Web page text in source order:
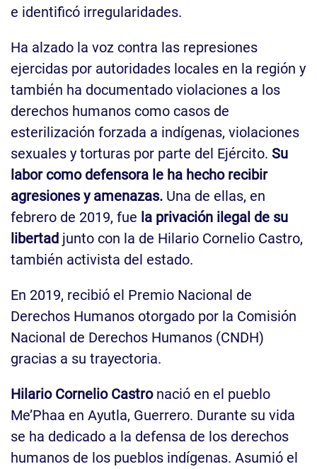
e identificó irregularidades.
Ha alzado la voz contra las represiones
ejercidas por autoridades locales en la región y
también ha documentado violaciones a los
derechos humanos como casos de
esterilización forzada a indígenas, violaciones
sexuales y torturas por parte del Ejército. Su
labor como defensora le ha hecho recibir
agresiones y amenazas. Una de ellas, en
febrero de 2019, fue la privación ilegal de su
libertad junto con la de Hilario Cornelio Castro,
también activista del estado.
En 2019, recibió el Premio Nacional de
Derechos Humanos otorgado por la Comisión
Nacional de Derechos Humanos (CNDH)
gracias a su trayectoria.
Hilario Cornelio Castro nació en el pueblo
Me’Phaa en Ayutla, Guerrero. Durante su vida
se ha dedicado a la defensa de los derechos
humanos de los pueblos indígenas. Asumió el